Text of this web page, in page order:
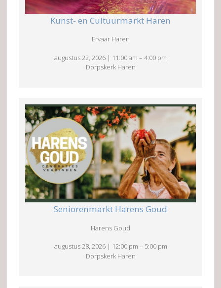
Kunst- en Cultuurmarkt Haren
Ervaar Haren
augustus 22, 2026 | 11:00 am – 4:00 pm
Dorpskerk Haren
Seniorenmarkt Harens Goud
Harens Goud
augustus 28, 2026 | 12:00 pm – 5:00 pm
Dorpskerk Haren